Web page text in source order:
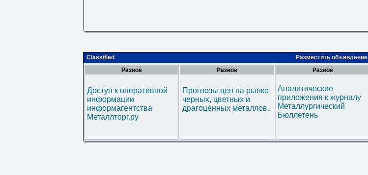
Classified
Разместить объявление
Разное
Доступ к оперативной
информации
информагентства
Металлторг.ру
Разное
Прогнозы цен на рынке
черных, цветных и
драгоценных металлов.
Разное
Аналитические
приложения к журналу
Металлургический
Бюллетень